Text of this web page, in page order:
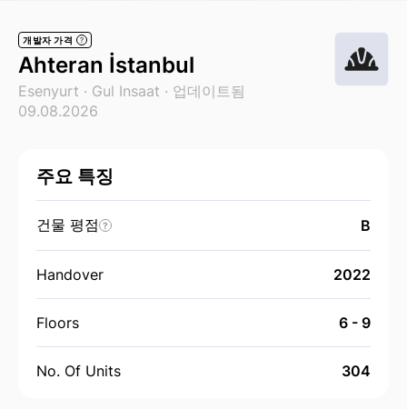
개발자 가격 ?
Ahteran İstanbul
Esenyurt · Gul Insaat · 업데이트됨
09.08.2026
주요 특징
건물 평점 ? B
Handover 2022
Floors 6 - 9
No. Of Units 304